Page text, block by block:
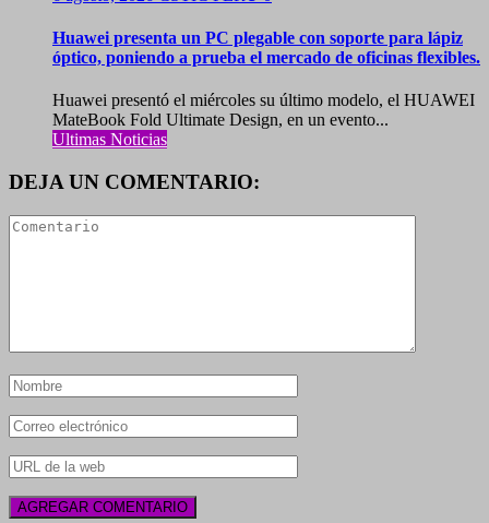
Huawei presenta un PC plegable con soporte para lápiz
óptico, poniendo a prueba el mercado de oficinas flexibles.
Huawei presentó el miércoles su último modelo, el HUAWEI
MateBook Fold Ultimate Design, en un evento...
Ultimas Noticias
DEJA UN COMENTARIO: